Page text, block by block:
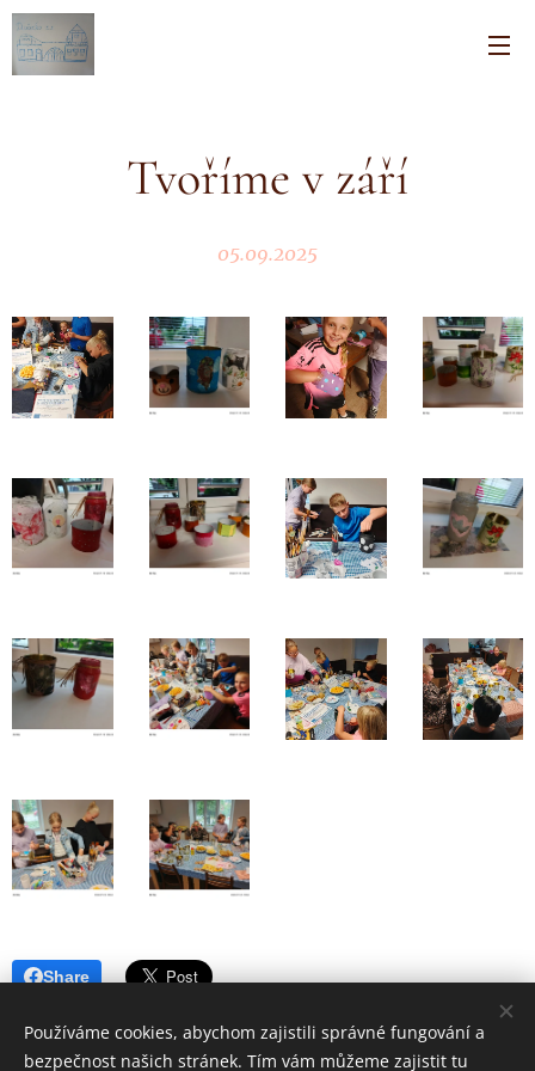
Tvoříme v září
05.09.2025
Share
Používáme cookies, abychom zajistili správné fungování a
bezpečnost našich stránek. Tím vám můžeme zajistit tu